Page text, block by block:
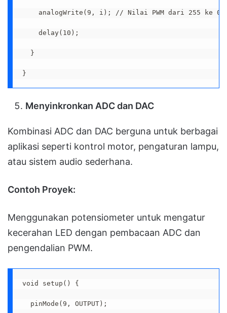
analogWrite(9, i); // Nilai PWM dari 255 ke 0
delay(10);
}
}
Menyinkronkan ADC dan DAC
Kombinasi ADC dan DAC berguna untuk berbagai
aplikasi seperti kontrol motor, pengaturan lampu,
atau sistem audio sederhana.
Contoh Proyek:
Menggunakan potensiometer untuk mengatur
kecerahan LED dengan pembacaan ADC dan
pengendalian PWM.
void setup() {
pinMode(9, OUTPUT);